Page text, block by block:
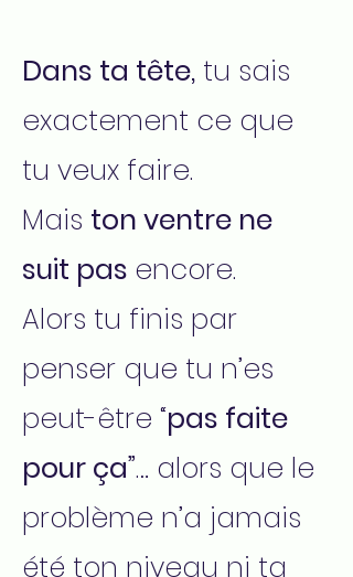
Dans ta tête, tu sais
exactement ce que
tu veux faire.
Mais ton ventre ne
suit pas encore.
Alors tu finis par
penser que tu n’es
peut-être “pas faite
pour ça”… alors que le
problème n’a jamais
été ton niveau ni ta